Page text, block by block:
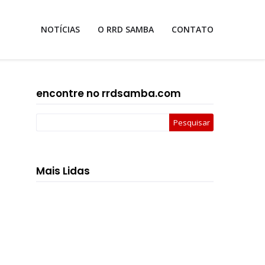
NOTÍCIAS O RRD SAMBA CONTATO
encontre no rrdsamba.com
Mais Lidas